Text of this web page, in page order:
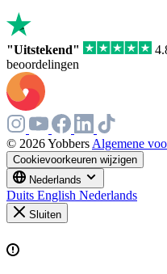
this
field
"Uitstekend"
beoordelingen
© 2026 YobbersAlgemene
Cookievoorkeuren wijzigen
Nederlands
Duits English Nederlands
Sluiten